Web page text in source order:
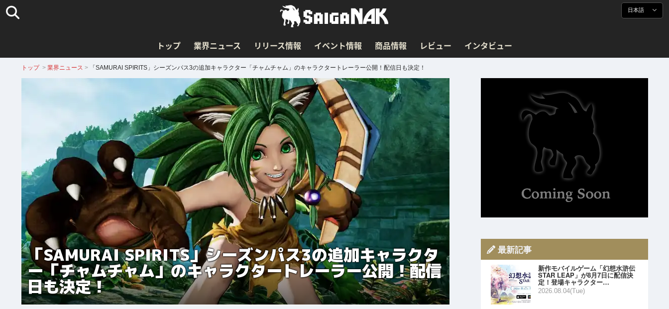
日本語
トップ 業界ニュース リリース情報 イベント情報 商品情報 レビュー インタビュー
トップ > 業界ニュース > 「SAMURAI SPIRITS」シーズンパス3の追加キャラクター「チャムチャム」のキャラクタートレーラー公開！配信日も決定！
「SAMURAI SPIRITS」シーズンパス3の追加キャラクタ
ー「チャムチャム」のキャラクタートレーラー公開！配信
日も決定！
最新記事
新作モバイルゲーム「幻想水滸伝
STAR LEAP」が8月7日に配信決
定！登場キャラクター…
2026.08.04(Tue)